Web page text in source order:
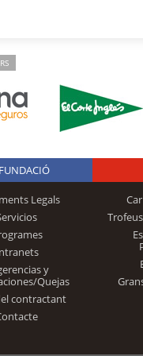
Legals
y
Quejas
contractant